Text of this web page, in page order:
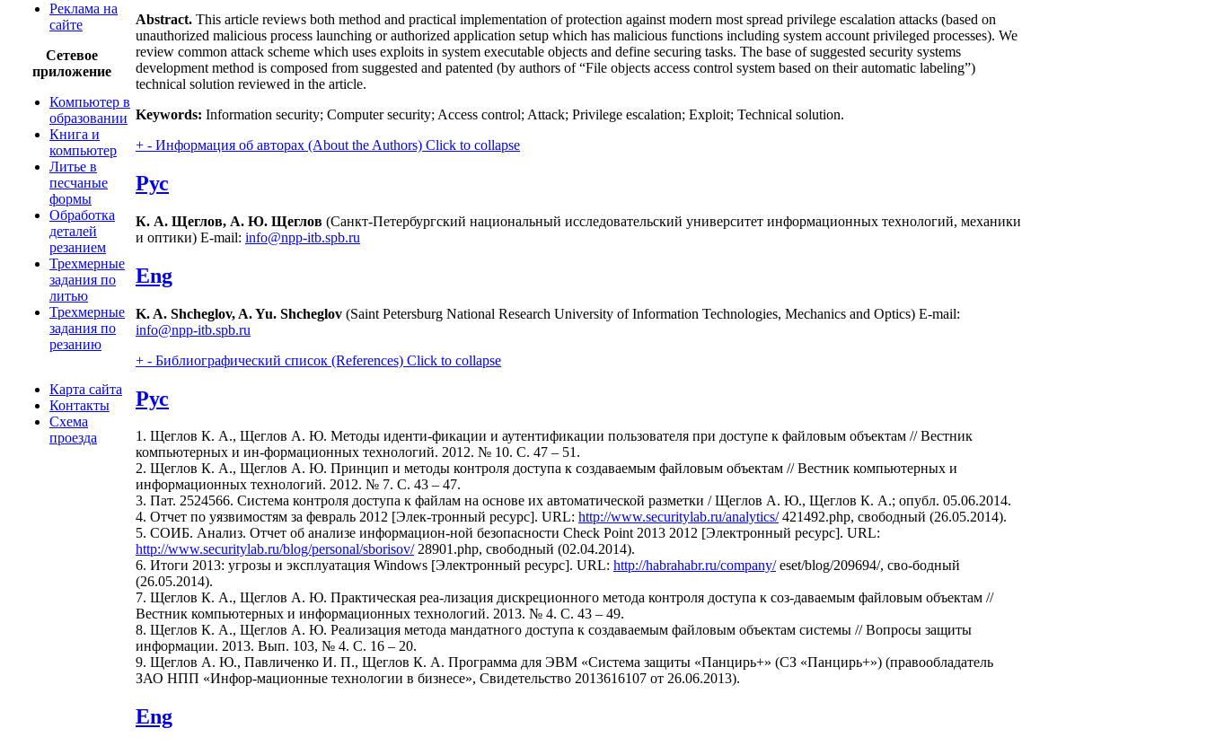
Реклама на
сайте
Сетевое
приложение
Компьютер в
образовании
Книга и
компьютер
Литье в
песчаные
формы
Обработка
деталей
резанием
Трехмерные
задания по
литью
Трехмерные
задания по
резанию
Карта сайта
Контакты
Схема
проезда
Abstract. This article reviews both method and practical implementation of protection against modern most spread privilege escalation attacks (based on
unauthorized malicious process launching or authorized application setup which has malicious functions including system account privileged processes). We
review common attack scheme which uses exploits in system executable objects and define securing tasks. The base of suggested security systems
development method is composed from suggested and patented (by authors of “File objects access control system based on their automatic labeling”)
technical solution reviewed in the article.
Keywords: Information security; Computer security; Access control; Attack; Privilege escalation; Exploit; Technical solution.
+ - Информация об авторах (About the Authors) Click to collapse
Рус
К. А. Щеглов, А. Ю. Щеглов (Санкт-Петербургский национальный исследовательский университет информационных технологий, механики
и оптики) E-mail: info@npp-itb.spb.ru
Eng
K. A. Shcheglov, A. Yu. Shcheglov (Saint Petersburg National Research University of Information Technologies, Mechanics and Optics) E-mail:
info@npp-itb.spb.ru
+ - Библиографический список (References) Click to collapse
Рус
1. Щеглов К. А., Щеглов А. Ю. Методы иденти-фикации и аутентификации пользователя при доступе к файловым объектам // Вестник
компьютерных и ин-формационных технологий. 2012. № 10. С. 47 – 51.
2. Щеглов К. А., Щеглов А. Ю. Принцип и методы контроля доступа к создаваемым файловым объектам // Вестник компьютерных и
информационных технологий. 2012. № 7. С. 43 – 47.
3. Пат. 2524566. Система контроля доступа к файлам на основе их автоматической разметки / Щеглов А. Ю., Щеглов К. А.; опубл. 05.06.2014.
4. Отчет по уязвимостям за февраль 2012 [Элек-тронный ресурс]. URL: http://www.securitylab.ru/analytics/421492.php, свободный (26.05.2014).
5. СОИБ. Анализ. Отчет об анализе информацион-ной безопасности Check Point 2013 2012 [Электронный ресурс]. URL:
http://www.securitylab.ru/blog/personal/sborisov/28901.php, свободный (02.04.2014).
6. Итоги 2013: угрозы и эксплуатация Windows [Электронный ресурс]. URL: http://habrahabr.ru/company/eset/blog/209694/, сво-бодный
(26.05.2014).
7. Щеглов К. А., Щеглов А. Ю. Практическая реа-лизация дискреционного метода контроля доступа к соз-даваемым файловым объектам //
Вестник компьютерных и информационных технологий. 2013. № 4. С. 43 – 49.
8. Щеглов К. А., Щеглов А. Ю. Реализация метода мандатного доступа к создаваемым файловым объектам системы // Вопросы защиты
информации. 2013. Вып. 103, № 4. С. 16 – 20.
9. Щеглов А. Ю., Павличенко И. П., Щеглов К. А. Программа для ЭВМ «Система защиты «Панцирь+» (СЗ «Панцирь+») (правообладатель
ЗАО НПП «Инфор-мационные технологии в бизнесе», Свидетельство 2013616107 от 26.06.2013).
Eng